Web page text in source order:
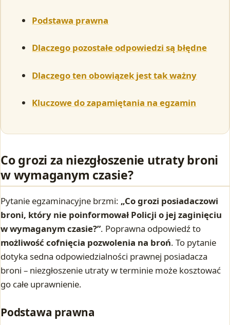
Podstawa prawna
Dlaczego pozostałe odpowiedzi są błędne
Dlaczego ten obowiązek jest tak ważny
Kluczowe do zapamiętania na egzamin
Co grozi za niezgłoszenie utraty broni
w wymaganym czasie?
Pytanie egzaminacyjne brzmi: „Co grozi posiadaczowi
broni, który nie poinformował Policji o jej zaginięciu
w wymaganym czasie?”. Poprawna odpowiedź to
możliwość cofnięcia pozwolenia na broń. To pytanie
dotyka sedna odpowiedzialności prawnej posiadacza
broni – niezgłoszenie utraty w terminie może kosztować
go całe uprawnienie.
Podstawa prawna